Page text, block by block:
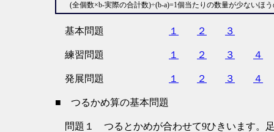
(全個数×b-実際の合計数)÷(b-a)=1個当たりの数量が少ないほ
基本問題 １ ２ ３
練習問題 １ ２ ３ ４
発展問題 １ ２ ３ ４
■ つるかめ算の基本問題
問題１
つるとかめが合わせて9ひきいます。